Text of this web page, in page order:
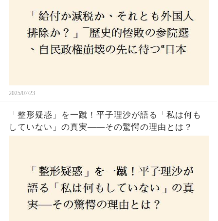
2025/07/23
「整形疑惑」を一蹴！平子理沙が語る「私は何も
していない」の真実——その驚愕の理由とは？